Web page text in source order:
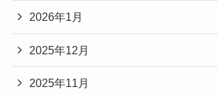
2026年1月
2025年12月
2025年11月